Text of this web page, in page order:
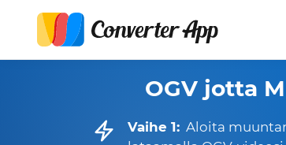
OGV jotta
Vaihe 1: Aloita